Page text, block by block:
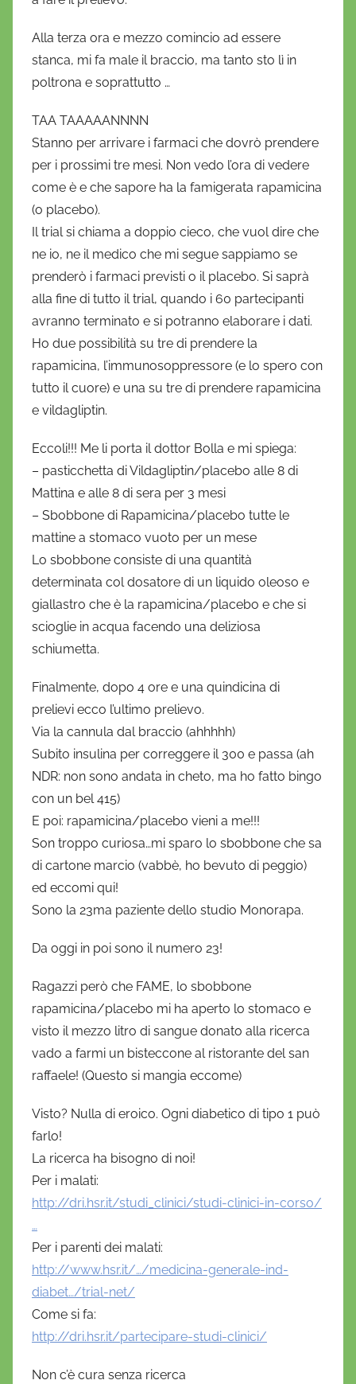
Alla terza ora e mezzo comincio ad essere
stanca, mi fa male il braccio, ma tanto sto lì in
poltrona e soprattutto …
TAA TAAAAANNNN
Stanno per arrivare i farmaci che dovrò prendere
per i prossimi tre mesi. Non vedo l’ora di vedere
come è e che sapore ha la famigerata rapamicina
(o placebo).
Il trial si chiama a doppio cieco, che vuol dire che
ne io, ne il medico che mi segue sappiamo se
prenderò i farmaci previsti o il placebo. Si saprà
alla fine di tutto il trial, quando i 60 partecipanti
avranno terminato e si potranno elaborare i dati.
Ho due possibilità su tre di prendere la
rapamicina, l’immunosoppressore (e lo spero con
tutto il cuore) e una su tre di prendere rapamicina
e vildagliptin.
Eccoli!!! Me li porta il dottor Bolla e mi spiega:
– pasticchetta di Vildagliptin/placebo alle 8 di
Mattina e alle 8 di sera per 3 mesi
– Sbobbone di Rapamicina/placebo tutte le
mattine a stomaco vuoto per un mese
Lo sbobbone consiste di una quantità
determinata col dosatore di un liquido oleoso e
giallastro che è la rapamicina/placebo e che si
scioglie in acqua facendo una deliziosa
schiumetta.
Finalmente, dopo 4 ore e una quindicina di
prelievi ecco l’ultimo prelievo.
Via la cannula dal braccio (ahhhhh)
Subito insulina per correggere il 300 e passa (ah
NDR: non sono andata in cheto, ma ho fatto bingo
con un bel 415)
E poi: rapamicina/placebo vieni a me!!!
Son troppo curiosa…mi sparo lo sbobbone che sa
di cartone marcio (vabbè, ho bevuto di peggio)
ed eccomi qui!
Sono la 23ma paziente dello studio Monorapa.
Da oggi in poi sono il numero 23!
Ragazzi però che FAME, lo sbobbone
rapamicina/placebo mi ha aperto lo stomaco e
visto il mezzo litro di sangue donato alla ricerca
vado a farmi un bisteccone al ristorante del san
raffaele! (Questo si mangia eccome)
Visto? Nulla di eroico. Ogni diabetico di tipo 1 può
farlo!
La ricerca ha bisogno di noi!
Per i malati:
http://dri.hsr.it/studi_clinici/studi-clinici-in-corso/
…
Per i parenti dei malati:
http://www.hsr.it/…/medicina-generale-ind-
diabet…/trial-net/
Come si fa:
http://dri.hsr.it/partecipare-studi-clinici/
Non c’è cura senza ricerca